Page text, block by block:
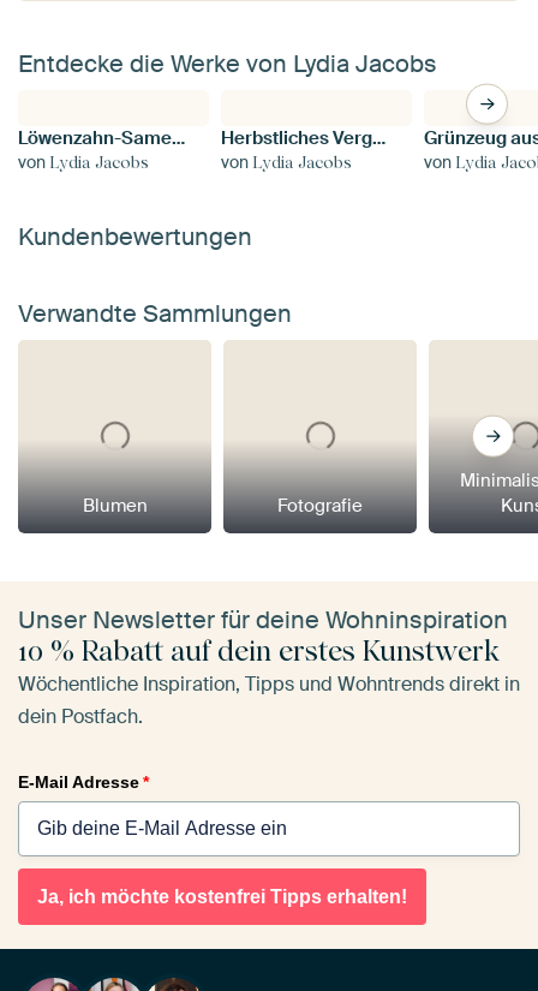
Entdecke die Werke von Lydia Jacobs
Löwenzahn-Samenschote
von Lydia Jacobs
Herbstliches Vergnügen
von Lydia Jacobs von Lydia
Kundenbewertungen
Verwandte Sammlungen
Blumen Fotografie
Unser Newsletter für deine Wohninspiration
10 % Rabatt auf dein erstes Kunstwerk
Wöchentliche Inspiration, Tipps und Wohntrends direkt in
dein Postfach.
E-Mail Adresse*
Ja, ich möchte kostenfrei Tipps erhalten!